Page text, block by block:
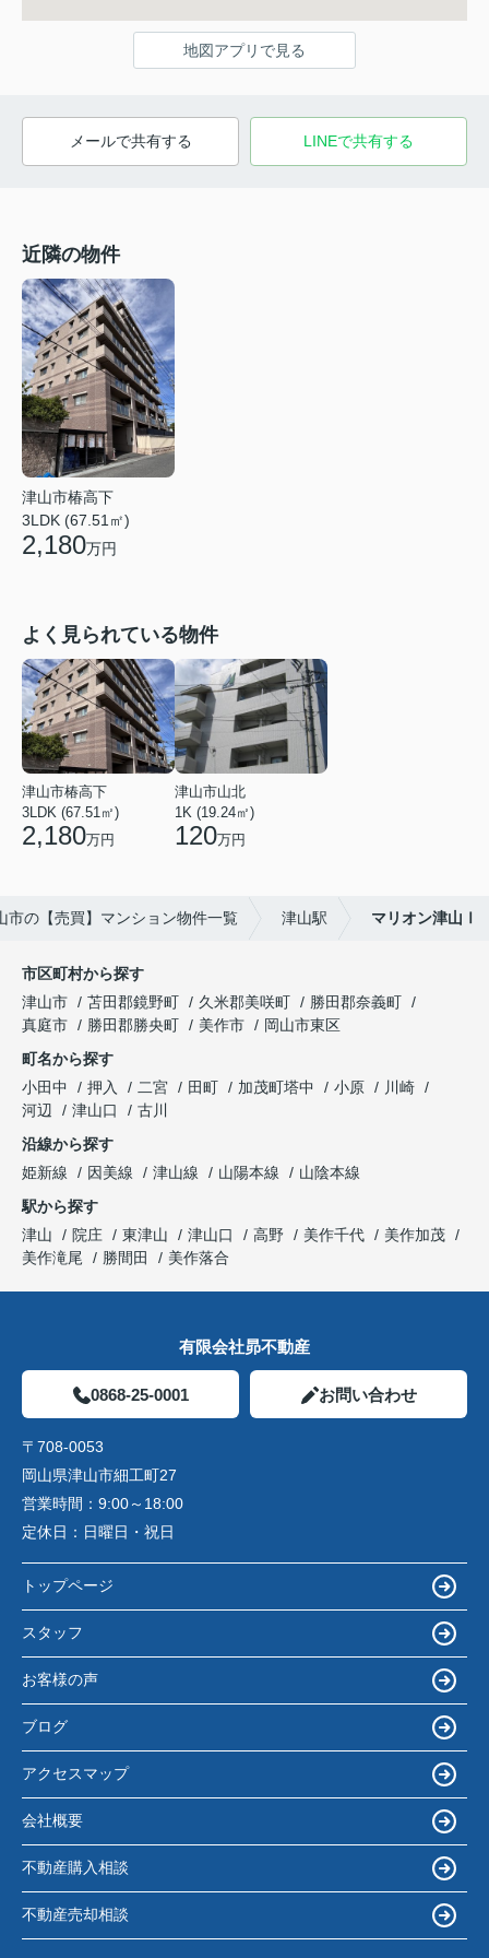
地図アプリで見る
メールで共有する LINEで共有する
近隣の物件
津山市椿高下
3LDK (67.51㎡)
2,180万円
よく見られている物件
津山市椿高下
3LDK (67.51㎡)
2,180万円
津山市山北
1K (19.24㎡)
120万円
市の【売買】マンション物件一覧 津山駅 マリオン津山Ⅰ
市区町村から探す
津山市
苫田郡鏡野町 久米郡美咲町
勝田郡奈義町
真庭市
勝田郡勝央町 美作市
岡山市東区
町名から探す
小田中
押入 二宮 田町 加茂町塔中 小原
川崎
河辺
津山口
古川
沿線から探す
姫新線
因美線 津山線 山陽本線
山陰本線
駅から探す
津山
院庄 東津山 津山口 高野 美作千代
美作加茂
美作滝尾
勝間田 美作落合
有限会社昴不動産
0868-25-0001 お問い合わせ
〒708-0053
岡山県津山市細工町27
営業時間： 9:00～18:00
定休日： 日曜日・祝日
トップページ
スタッフ
お客様の声
ブログ
アクセスマップ
会社概要
不動産購入相談
不動産売却相談